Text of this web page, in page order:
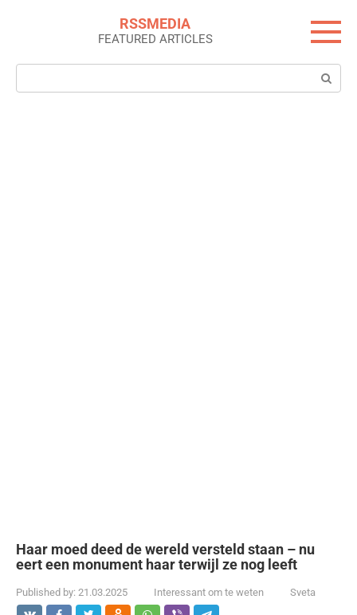
RSSMEDIA
FEATURED ARTICLES
Search:
Haar moed deed de wereld versteld staan – nu
eert een monument haar terwijl ze nog leeft
Published by: 21.03.2025 Interessant om te weten Sveta